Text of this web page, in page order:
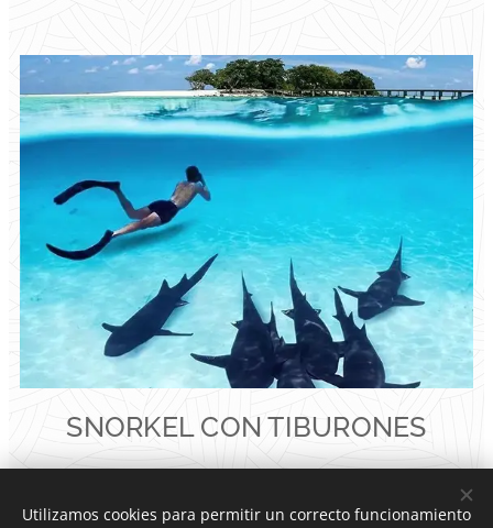
SNORKEL CON TIBURONES
Utilizamos cookies para permitir un correcto funcionamiento